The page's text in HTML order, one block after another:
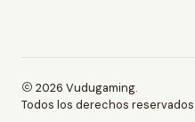
2026 Vudugaming.
Todos los derechos reservados.